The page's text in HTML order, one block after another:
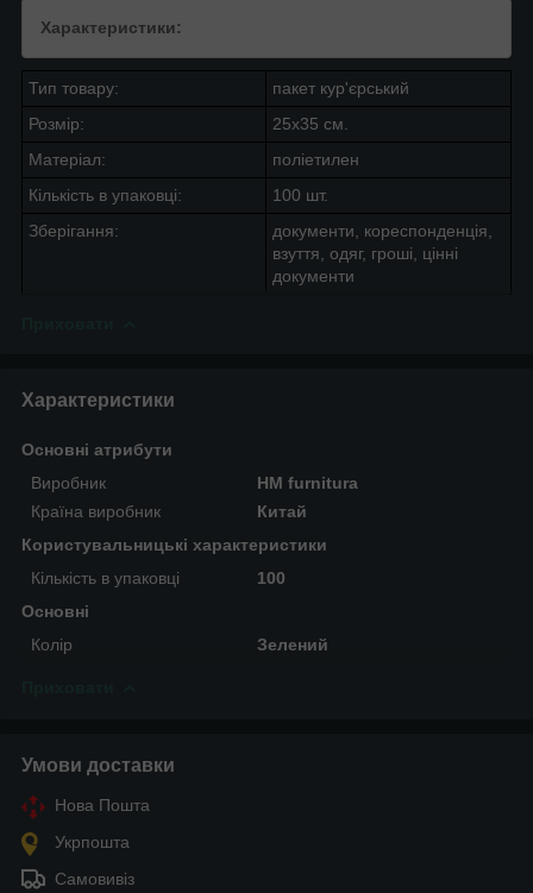
Характеристики:
Тип товару:
пакет кур'єрський
Розмір:
25х35 см.
Матеріал:
поліетилен
Кількість в упаковці:
100 шт.
Зберігання:
документи, кореспонденція,
взуття, одяг, гроші, цінні
документи
Характеристики
Основні атрибути
Виробник
HM furnitura
Країна виробник
Китай
Користувальницькі характеристики
Кількість в упаковці
100
Основні
Колір
Зелений
Умови доставки
Нова Пошта
Укрпошта
Самовивіз